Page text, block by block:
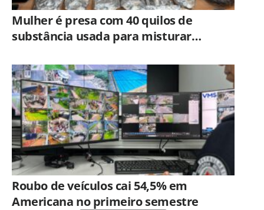
Mulher é presa com 40 quilos de
substância usada para misturar
Piracicaba
Roubo de veículos cai 54,5% em
Americana no primeiro semestre